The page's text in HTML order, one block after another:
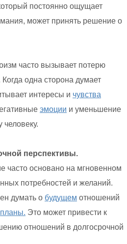
постоянно ощущает
может принять решение о
часто вызывает потерю
одна сторона думает
интересы и чувства
эмоции и уменьшение
человеку.
перспективы.
часто основано на мгновенном
потребностей и желаний.
думать о будущем отношений
планы. Это может привести к
отношений в долгосрочной